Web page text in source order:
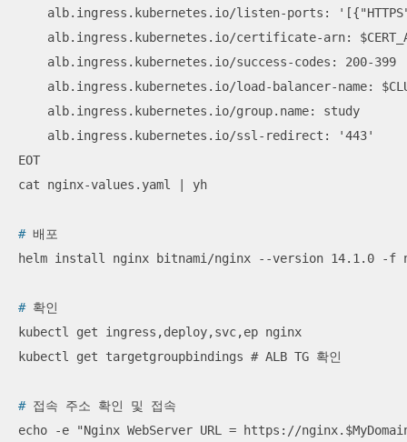
alb.ingress.kubernetes.io/listen-ports:
alb.ingress.kubernetes.io/certificate-arn:
    alb.ingress.kubernetes.io/success-codes: 200-399
alb.ingress.kubernetes.io/load-balancer-name:
    alb.ingress.kubernetes.io/group.name: study
    alb.ingress.kubernetes.io/ssl-redirect: '443'
EOT
# 배포
# 확인
kubectl get ingress,deploy,svc,ep nginx
# 접속 주소 확인 및 접속
echo -e "Nginx WebServer URL = https://